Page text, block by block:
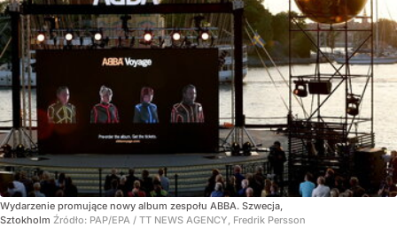
Wydarzenie promujące nowy album zespołu ABBA. Szwecja,
Sztokholm Źródło: PAP/EPA / TT NEWS AGENCY, Fredrik Persson